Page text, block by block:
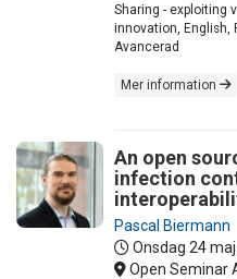
Sharing - exploiting
innovation, English,
Avancerad
Mer information
An open
infection
Pascal Biermann
Onsdag 24
Open Seminar